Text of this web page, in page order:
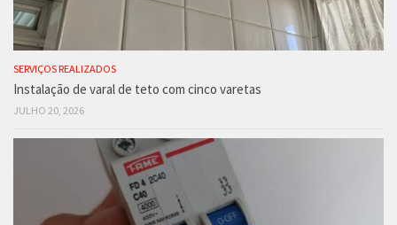
SERVIÇOS REALIZADOS
Instalação de varal de teto com cinco varetas
JULHO 20, 2026